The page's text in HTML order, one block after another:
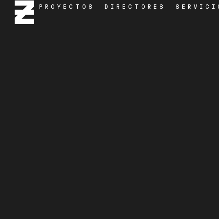
PROYECTOS DIRECTORES